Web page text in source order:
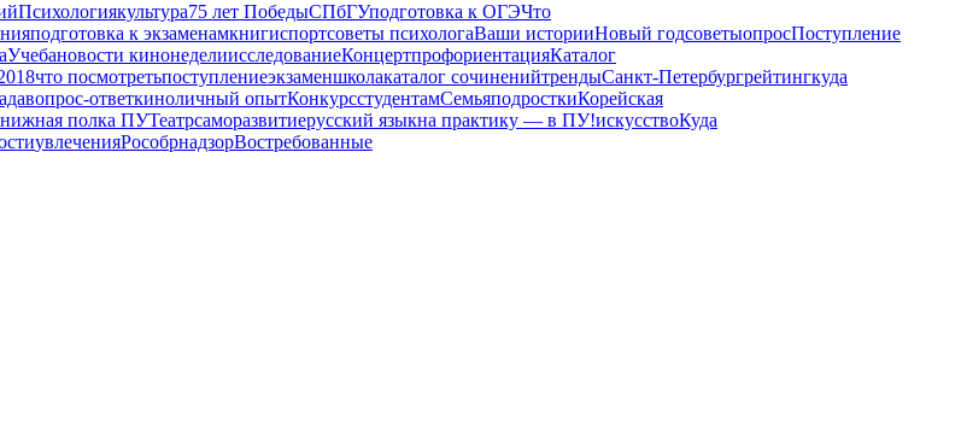
Психологиякультура75 лет ПобедыСПбГУподготовка к ОГЭЧто
подготовка к экзаменамкнигиспортсоветы психологаВаши историиНовый годсоветыопросПоступление
Учебановости кинонеделиисследованиеКонцертпрофориентацияКаталог
что посмотретьпоступлениеэкзаменшколакаталог сочиненийтрендыСанкт-Петербургрейтингкуда
вопрос-ответкиноличный опытКонкурсстудентамСемьяподросткиКорейская
полка ПУТеатрсаморазвитиерусский языкна практику — в ПУ!искусствоКуда
увлеченияРособрнадзорВостребованные